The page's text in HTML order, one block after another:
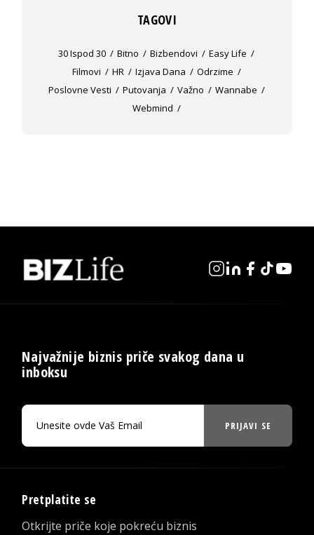
TAGOVI
30 Ispod 30 Bitno Bizbendovi
Easy Life
Filmovi
HR Izjava Dana
Odrzime
Poslovne Vesti
Putovanja Važno
Wannabe
Webmind
Najvažnije biznis priče svakog dana u
inboksu
PRIJAVI SE
Pretplatite se
Otkrijte priče koje pokreću biznis